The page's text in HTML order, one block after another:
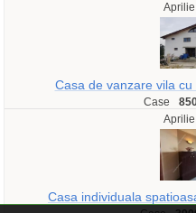
Casa de vanzare vila cu
Case
Casa individuala